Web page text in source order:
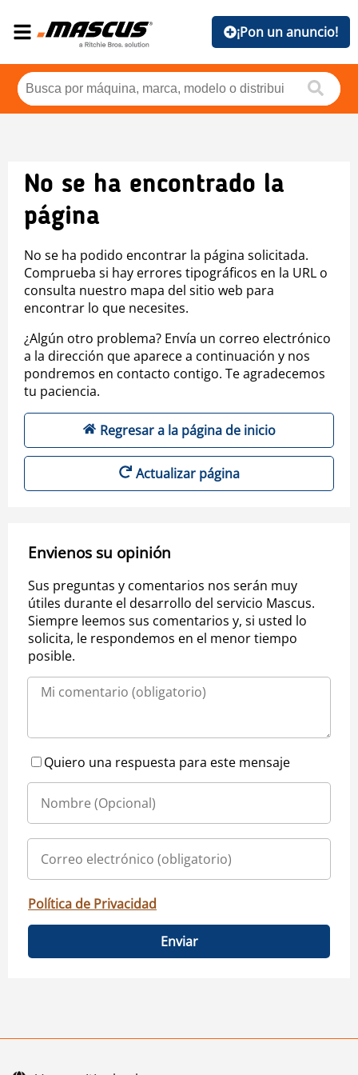
¡Pon un anuncio!
No se ha encontrado la
página
No se ha podido encontrar la página solicitada.
Comprueba si hay errores tipográficos en la URL o
consulta nuestro mapa del sitio web para
encontrar lo que necesites.
¿Algún otro problema? Envía un correo electrónico
a la dirección que aparece a continuación y nos
pondremos en contacto contigo. Te agradecemos
tu paciencia.
Regresar a la página de inicio
Actualizar página
Envienos su opinión
Sus preguntas y comentarios nos serán muy
útiles durante el desarrollo del servicio Mascus.
Siempre leemos sus comentarios y, si usted lo
solicita, le respondemos en el menor tiempo
posible.
Quiero una respuesta para este mensaje
Política de Privacidad
Enviar